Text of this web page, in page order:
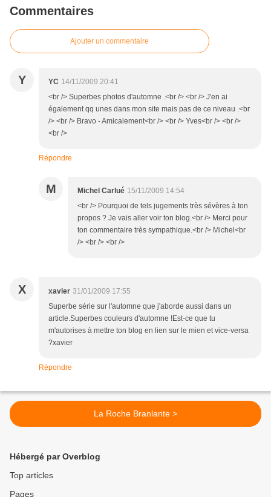
Commentaires
Ajouter un commentaire
Y YC 14/11/2009 20:41
<br /> Superbes photos d'automne .<br /> <br /> J'en ai
également qq unes dans mon site mais pas de ce niveau .<br
/> <br /> Bravo - Amicalement<br /> <br /> Yves<br /> <br />
<br />
Répondre
M Michel Carlué 15/11/2009 14:54
<br /> Pourquoi de tels jugements très sévères à ton
propos ? Je vais aller voir ton blog.<br /> Merci pour
ton commentaire très sympathique.<br /> Michel<br
/> <br /> <br />
X xavier 31/01/2009 17:55
Superbe série sur l'automne que j'aborde aussi dans un
article.Superbes couleurs d'automne !Est-ce que tu
m'autorises à mettre ton blog en lien sur le mien et vice-versa
?xavier
Répondre
La Roche Branlante >
Hébergé par Overblog
Top articles
Pages